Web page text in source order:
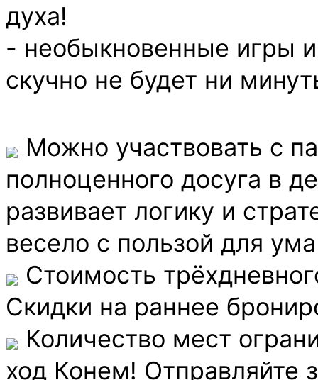
духа!
- необыкновенные игры
скучно не будет ни
Можно участвовать с
полноценного досуга в
развивает логику и
весело с пользой для
Стоимость
Скидки на раннее
Количество мест
ход Конем! Отправляйте